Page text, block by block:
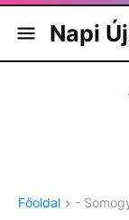
Napi
Főoldal -